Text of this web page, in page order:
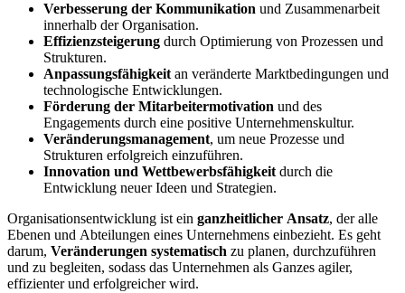
Verbesserung der Kommunikation und Zusammenarbeit
innerhalb der Organisation.
Effizienzsteigerung durch Optimierung von Prozessen und
Strukturen.
Anpassungsfähigkeit an veränderte Marktbedingungen und
technologische Entwicklungen.
Förderung der Mitarbeitermotivation und des
Engagements durch eine positive Unternehmenskultur.
Veränderungsmanagement, um neue Prozesse und
Strukturen erfolgreich einzuführen.
Innovation und Wettbewerbsfähigkeit durch die
Entwicklung neuer Ideen und Strategien.
Organisationsentwicklung ist ein ganzheitlicher Ansatz, der alle
Ebenen und Abteilungen eines Unternehmens einbezieht. Es geht
darum, Veränderungen systematisch zu planen, durchzuführen
und zu begleiten, sodass das Unternehmen als Ganzes agiler,
effizienter und erfolgreicher wird.